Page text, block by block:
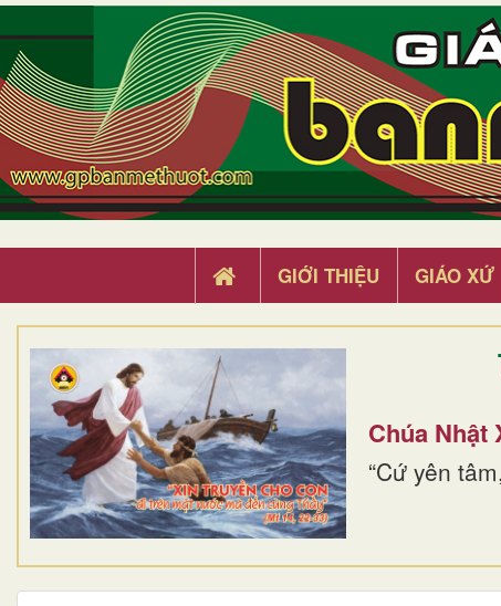
GIỚI THIỆU GIÁO XỨ
Chúa Nhật
“Cứ yên